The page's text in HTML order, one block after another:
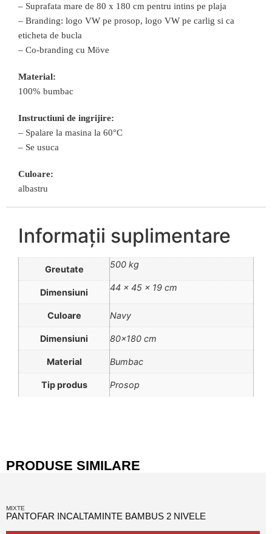
– Suprafata mare de 80 x 180 cm pentru intins pe plaja
– Branding: logo VW pe prosop, logo VW pe carlig si ca
eticheta de bucla
– Co-branding cu Möve
Material:
100% bumbac
Instructiuni de ingrijire:
– Spalare la masina la 60°C
– Se usuca
Culoare:
albastru
Informații suplimentare
Greutate 500 kg
Dimensiuni 44 × 45 × 19 cm
Culoare Navy
Dimensiuni 80×180 cm
Material Bumbac
Tip produs Prosop
PRODUSE SIMILARE
MIXTE
PANTOFAR INCALTAMINTE BAMBUS 2 NIVELE